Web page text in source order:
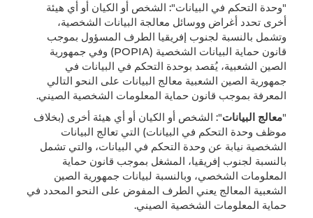
"وحدة التحكم في البيانات": الشخص أو الكيان أو أي هيئة
أخرى تحدد أغراض ووسائل معالجة البيانات الشخصية،
وتشمل بالنسبة لجنوب إفريقيا الطرف المسؤول بموجب
قانون حماية البيانات الشخصية (POPIA) وفي جمهورية
الصين الشعبية، يُقصد بوحدة التحكم في البيانات في
جمهورية الصين الشعبية معالج البيانات على النحو التالي
المعرفة بموجب قانون حماية المعلومات الشخصية الصيني.
"معالج البيانات": الشخص أو الكيان أو أي هيئة أخرى (بخلاف
موظف وحدة التحكم في البيانات) التي تعالج البيانات
الشخصية نيابة عن وحدة التحكم في البيانات، والتي تشمل
بالنسبة لجنوب إفريقيا، المشغل بموجب قانون حماية
المعلومات الشخصي، وبالنسبة لبيانات جمهورية الصين
الشعبية المعالج يعني الطرف المفوض على النحو المحدد في
حماية المعلومات الشخصية الصيني.